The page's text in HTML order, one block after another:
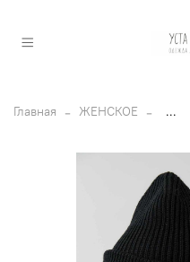
Главная ЖЕНСКОЕ ...